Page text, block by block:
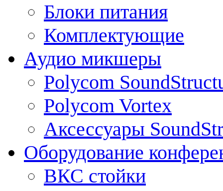
Блоки питания
Комплектующие
Аудио микшеры
Polycom
Polycom Vortex
Аксессуары
Оборудование
ВКС стойки